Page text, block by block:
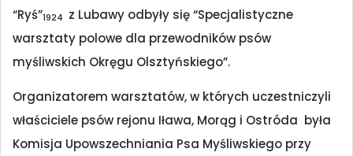
“Ryś”1924 z Lubawy odbyły się “Specjalistyczne
warsztaty polowe dla przewodników psów
myśliwskich Okręgu Olsztyńskiego”.
Organizatorem warsztatów, w których uczestniczyli
właściciele psów rejonu Iława, Morąg i Ostróda była
Komisja Upowszechniania Psa Myśliwskiego przy